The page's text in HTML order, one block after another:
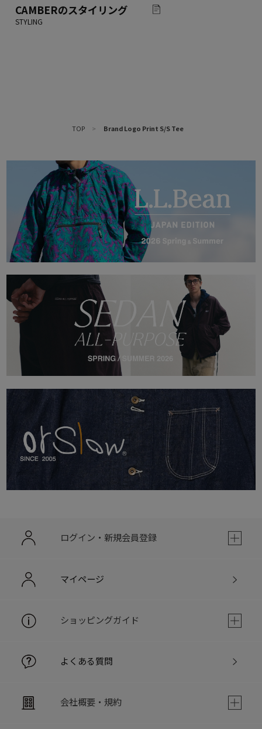
CAMBERのスタイリング
TOP > Brand Logo Print S/S Tee
ログイン・新規会員登録
マイページ
ショッピングガイド
よくある質問
会社概要・規約